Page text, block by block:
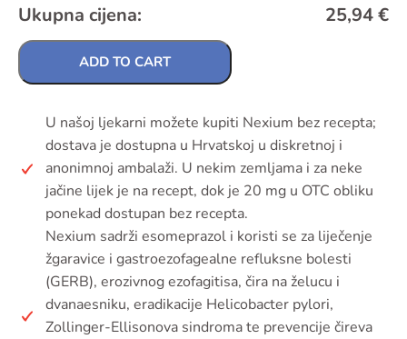
Ukupna cijena: 25,94€
ADD TO CART
U našoj ljekarni možete kupiti Nexium bez recepta;
dostava je dostupna u Hrvatskoj u diskretnoj i
anonimnoj ambalaži. U nekim zemljama i za neke
jačine lijek je na recept, dok je 20 mg u OTC obliku
ponekad dostupan bez recepta.
Nexium sadrži esomeprazol i koristi se za liječenje
žgaravice i gastroezofagealne refluksne bolesti
(GERB), erozivnog ezofagitisa, čira na želucu i
dvanaesniku, eradikacije Helicobacter pylori,
Zollinger-Ellisonova sindroma te prevencije čireva